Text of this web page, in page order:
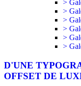
>
>
>
>
>
>
D'UNE
OFFSET DE